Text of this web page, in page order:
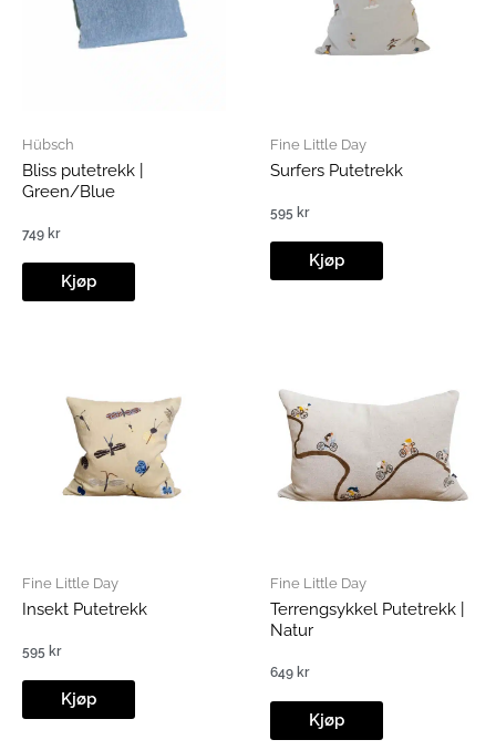
Hübsch
Bliss putetrekk |
Green/Blue
749 kr
Kjøp
Fine Little Day
Surfers Putetrekk
595 kr
Kjøp
Fine Little Day
Insekt Putetrekk
595 kr
Kjøp
Fine Little Day
Terrengsykkel Putetrekk |
Natur
649 kr
Kjøp